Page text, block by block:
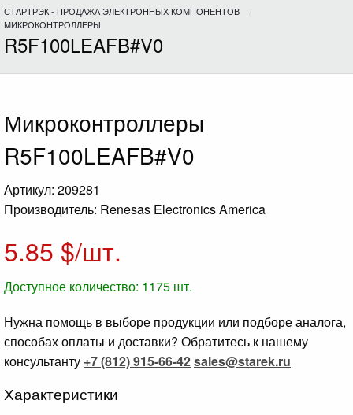
СТАРТРЭК - ПРОДАЖА ЭЛЕКТРОННЫХ КОМПОНЕНТОВ
МИКРОКОНТРОЛЛЕРЫ
R5F100LEAFB#V0
Микроконтроллеры
R5F100LEAFB#V0
Артикул: 209281
Производитель: Renesas Electronics America
5.85 $/шт.
Доступное количество: 1175 шт.
Нужна помощь в выборе продукции или подборе аналога,
способах оплаты и доставки? Обратитесь к нашему
консультанту +7 (812) 915-66-42sales@starek.ru
Характеристики